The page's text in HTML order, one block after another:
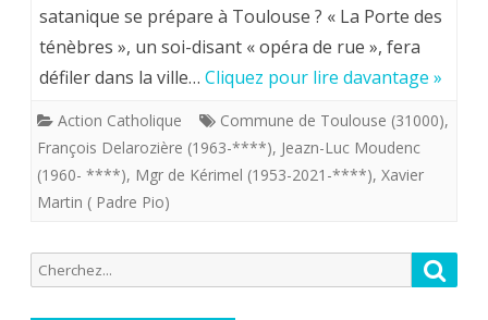
immense
»
à
satanique se prépare à Toulouse ? « La Porte des
ténèbres », un soi-disant « opéra de rue », fera
défiler dans la ville… Cliquez pour lire davantage »
Action Catholique Commune de Toulouse (31000),
François Delarozière (1963-****), Jeazn-Luc Moudenc
(1960- ****), Mgr de Kérimel (1953-2021-****), Xavier
Martin ( Padre Pio)
Recherche
pour: